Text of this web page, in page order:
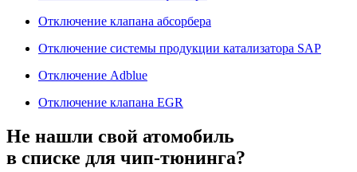
Отключение клапана абсорбера
Отключение системы продукции катализатора SAP
Отключение Adblue
Отключение клапана EGR
Не нашли свой атомобиль
в списке для чип-тюнинга?